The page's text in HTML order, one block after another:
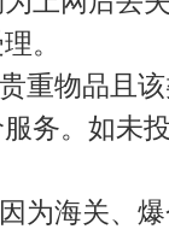
。
重物品且
务。如未
为海关、